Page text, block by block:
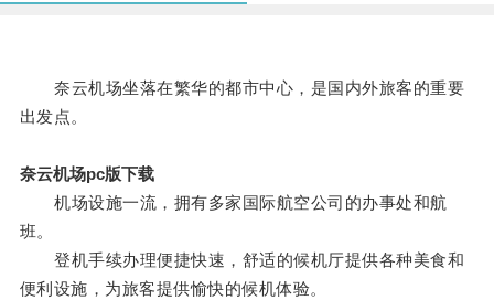
奈云机场坐落在繁华的都市中心，是国内外旅客的重要
出发点。
奈云机场pc版下载
机场设施一流，拥有多家国际航空公司的办事处和航
班。
登机手续办理便捷快速，舒适的候机厅提供各种美食和
便利设施，为旅客提供愉快的候机体验。